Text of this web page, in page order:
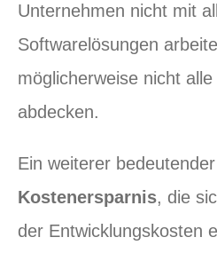
Unternehmen nicht mit
Softwarelösungen
möglicherweise nicht
abdecken.
Ein weiterer
Kostenersparnis, die
der Entwicklungskosten